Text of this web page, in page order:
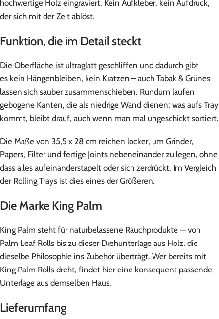
hochwertige Holz eingraviert. Kein Aufkleber, kein Aufdruck,
der sich mit der Zeit ablöst.
Funktion, die im Detail steckt
Die Oberfläche ist ultraglatt geschliffen und dadurch gibt
es kein Hängenbleiben, kein Kratzen – auch Tabak & Grünes
lassen sich sauber zusammenschieben. Rundum laufen
gebogene Kanten, die als niedrige Wand dienen: was aufs Tray
kommt, bleibt drauf, auch wenn man mal ungeschickt sortiert.
Die Maße von 35,5 x 28 cm reichen locker, um Grinder,
Papers, Filter und fertige Joints nebeneinander zu legen, ohne
dass alles aufeinanderstapelt oder sich zerdrückt. Im Vergleich
der Rolling Trays ist dies eines der Größeren.
Die Marke King Palm
King Palm steht für naturbelassene Rauchprodukte — von
Palm Leaf Rolls bis zu dieser Drehunterlage aus Holz, die
dieselbe Philosophie ins Zubehör überträgt. Wer bereits mit
King Palm Rolls dreht, findet hier eine konsequent passende
Unterlage aus demselben Haus.
Lieferumfang